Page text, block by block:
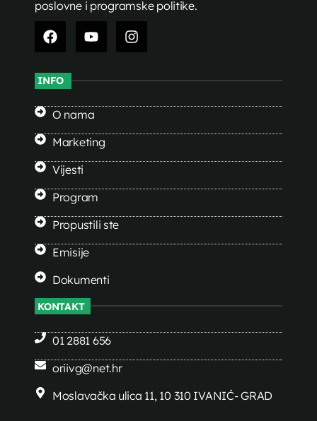
poslovne i programske politike.
INFO
O nama
Marketing
Vijesti
Program
Propustili ste
Emisije
Dokumenti
KONTAKT
01 2881 656
oriivg@net.hr
Moslavačka ulica 11, 10 310 IVANIĆ- GRAD